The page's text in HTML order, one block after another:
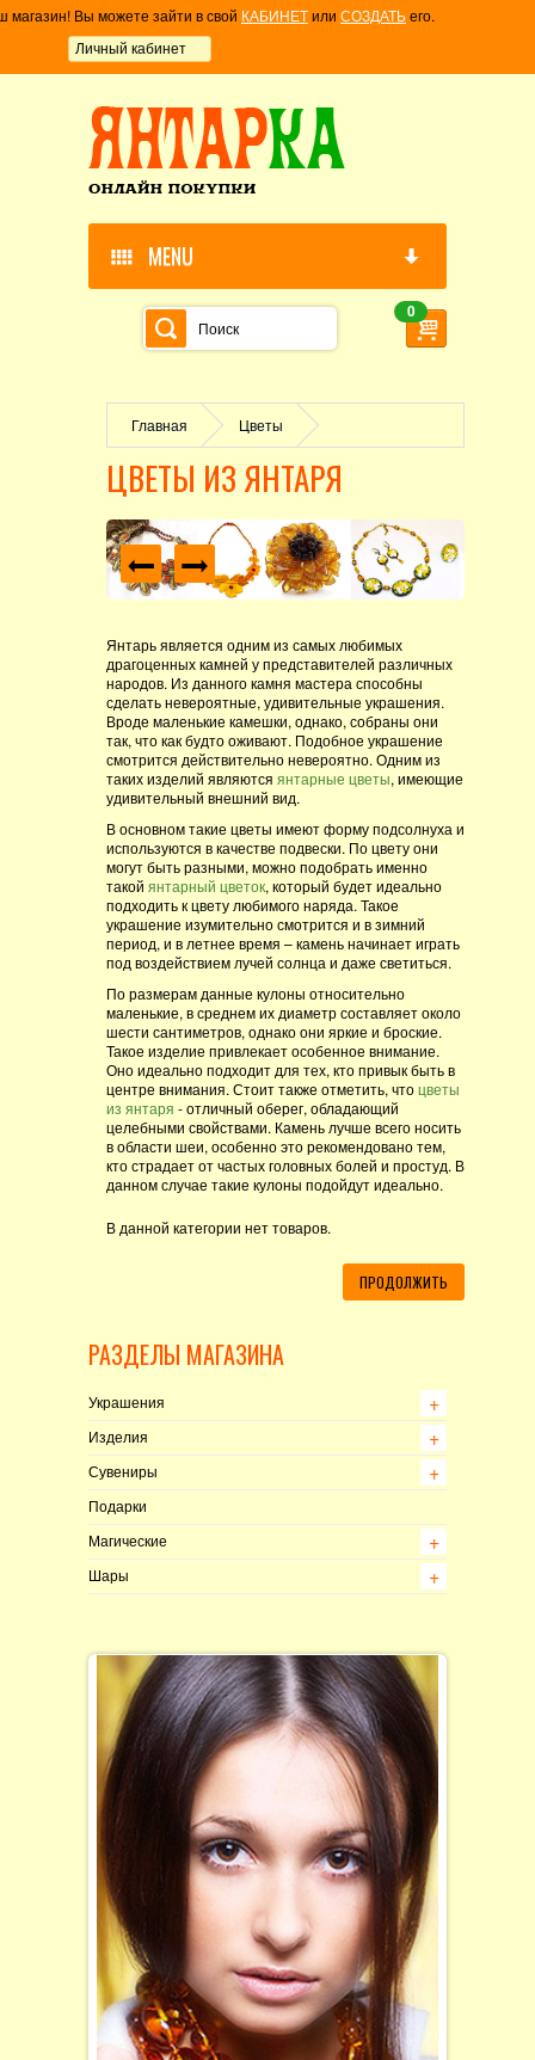
магазин! Вы можете зайти в свой КАБИНЕТили СОЗДАТЬего.
Личный кабинет
MENU
0
Главная Цветы
ЦВЕТЫ ИЗ ЯНТАРЯ
Янтарь является одним из самых любимых
драгоценных камней у представителей различных
народов. Из данного камня мастера способны
сделать невероятные, удивительные украшения.
Вроде маленькие камешки, однако, собраны они
так, что как будто оживают. Подобное украшение
смотрится действительно невероятно. Одним из
таких изделий являются янтарные цветы, имеющие
удивительный внешний вид.
В основном такие цветы имеют форму подсолнуха и
используются в качестве подвески. По цвету они
могут быть разными, можно подобрать именно
такой янтарный цветок, который будет идеально
подходить к цвету любимого наряда. Такое
украшение изумительно смотрится и в зимний
период, и в летнее время – камень начинает играть
под воздействием лучей солнца и даже светиться.
По размерам данные кулоны относительно
маленькие, в среднем их диаметр составляет около
шести сантиметров, однако они яркие и броские.
Такое изделие привлекает особенное внимание.
Оно идеально подходит для тех, кто привык быть в
центре внимания. Стоит также отметить, чтоцветы
из янтаря - отличный оберег, обладающий
целебными свойствами. Камень лучше всего носить
в области шеи, особенно это рекомендовано тем,
кто страдает от частых головных болей и простуд. В
данном случае такие кулоны подойдут идеально.
В данной категории нет товаров.
ПРОДОЛЖИТЬ
РАЗДЕЛЫ МАГАЗИНА
Украшения +
+
Изделия +
+
Сувениры +
+
Подарки
Магические +
+
Шары +
+